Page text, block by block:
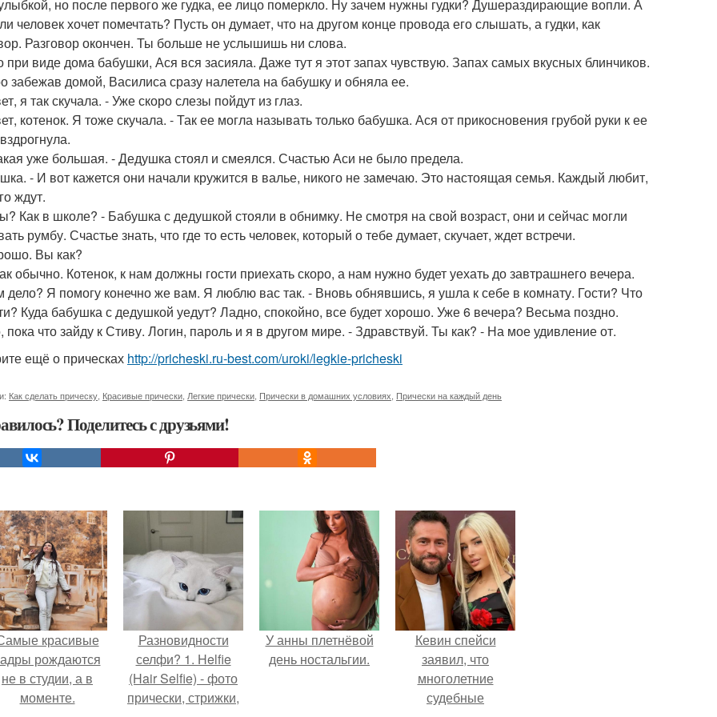
но после первого же гудка, ее лицо померкло. Ну зачем нужны гудки? Душераздирающие вопли. А
человек хочет помечтать? Пусть он думает, что на другом конце провода его слышать, а гудки, как
Разговор окончен. Ты больше не услышишь ни слова.
при виде дома бабушки, Ася вся засияла. Даже тут я этот запах чувствую. Запах самых вкусных блинчиков.
забежав домой, Василиса сразу налетела на бабушку и обняла ее.
я так скучала. - Уже скоро слезы пойдут из глаз.
котенок. Я тоже скучала. - Так ее могла называть только бабушка. Ася от прикосновения грубой руки к ее
уже большая. - Дедушка стоял и смеялся. Счастью Аси не было предела.
- И вот кажется они начали кружится в валье, никого не замечаю. Это настоящая семья. Каждый любит,
ждут.
Как в школе? - Бабушка с дедушкой стояли в обнимку. Не смотря на свой возраст, они и сейчас могли
румбу. Счастье знать, что где то есть человек, который о тебе думает, скучает, ждет встречи.
Вы как?
обычно. Котенок, к нам должны гости приехать скоро, а нам нужно будет уехать до завтрашнего вечера.
дело? Я помогу конечно же вам. Я люблю вас так. - Вновь обнявшись, я ушла к себе в комнату. Гости? Что
Куда бабушка с дедушкой уедут? Ладно, спокойно, все будет хорошо. Уже 6 вечера? Весьма поздно.
пока что зайду к Стиву. Логин, пароль и я в другом мире. - Здравствуй. Ты как? - На мое удивление от.
ещё о прическах http://pricheski.ru-best.com/uroki/legkie-pricheski
Как сделать прическу Красивые прически Легкие прически Прически в домашних условиях Прически на каждый день
Поделитесь с друзьями!
красивые
рождаются
не в студии, а в
моменте.
Разновидности
селфи? 1. Helfie
(Hair Selfie) - фото
прически, стрижки,
У анны плетнёвой
день ностальгии.
Кевин спейси
заявил, что
многолетние
судебные